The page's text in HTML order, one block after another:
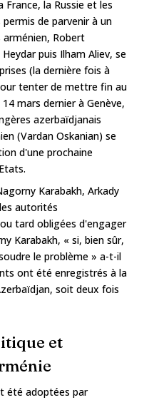
la Russie et les
de parvenir à un
arménien, Robert
puis Ilham Aliev, se
(la dernière fois à
tenter de mettre fin au
mars dernier à Genève,
azerbaïdjanais
(Vardan Oskanian) se
d'une prochaine
Karabakh, Arkady
autorités
tard obligées d'engager
Karabakh, « si, bien sûr,
le problème » a-t-il
ont été enregistrés à la
soit deux fois
et
été adoptées par